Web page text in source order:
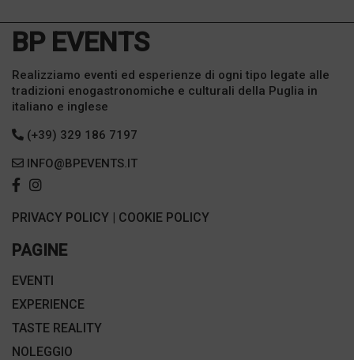
BP EVENTS
Realizziamo eventi ed esperienze di ogni tipo legate alle
tradizioni enogastronomiche e culturali della Puglia in
italiano e inglese
(+39) 329 186 7197
INFO@BPEVENTS.IT
PRIVACY POLICY | COOKIE POLICY
PAGINE
EVENTI
EXPERIENCE
TASTE REALITY
NOLEGGIO